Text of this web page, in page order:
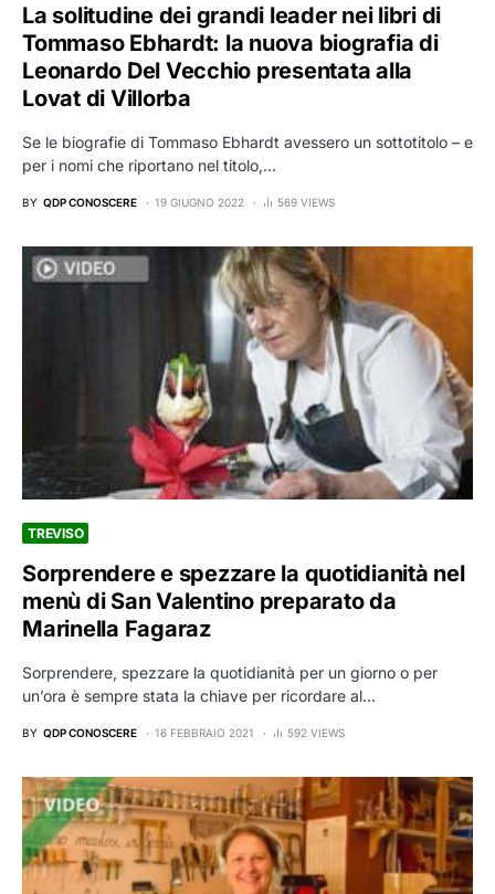
La solitudine dei grandi leader nei libri di
Tommaso Ebhardt: la nuova biografia di
Leonardo Del Vecchio presentata alla
Lovat di Villorba
Se le biografie di Tommaso Ebhardt avessero un sottotitolo – e
per i nomi che riportano nel titolo,…
BY QDP CONOSCERE 19 GIUGNO 2022 569 VIEWS
TREVISO
Sorprendere e spezzare la quotidianità nel
menù di San Valentino preparato da
Marinella Fagaraz
Sorprendere, spezzare la quotidianità per un giorno o per
un’ora è sempre stata la chiave per ricordare al…
BY QDP CONOSCERE 16 FEBBRAIO 2021 592 VIEWS